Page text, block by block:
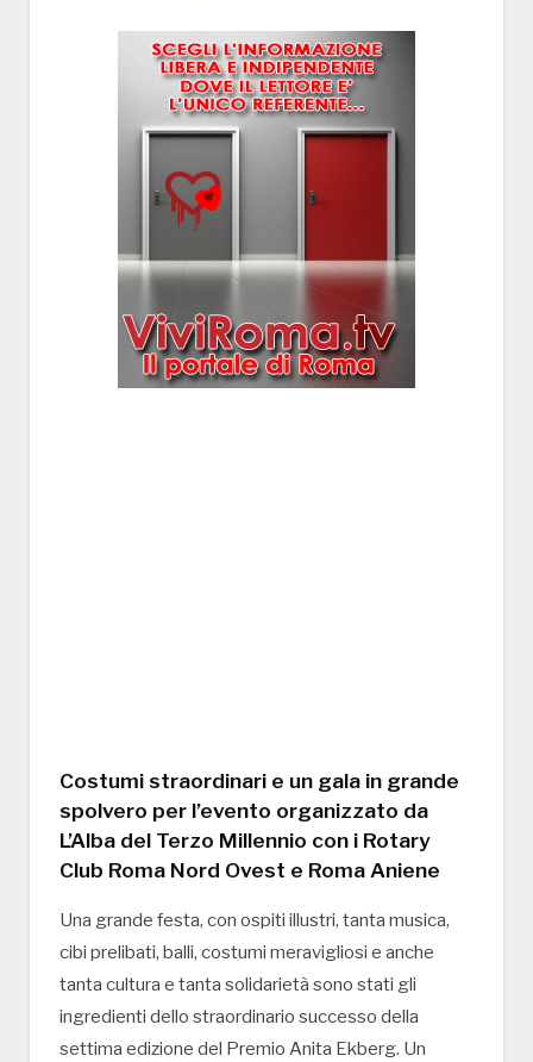
Costumi straordinari e un gala in grande
spolvero per l’evento organizzato da
L’Alba del Terzo Millennio con i Rotary
Club Roma Nord Ovest e Roma Aniene
Una grande festa, con ospiti illustri, tanta musica,
cibi prelibati, balli, costumi meravigliosi e anche
tanta cultura e tanta solidarietà sono stati gli
ingredienti dello straordinario successo della
settima edizione del Premio Anita Ekberg. Un